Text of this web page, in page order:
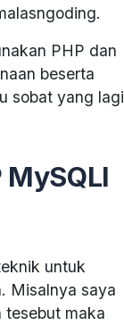
PHP dan
beserta
sobat yang lagi
untuk
Misalnya saya
tesebut maka